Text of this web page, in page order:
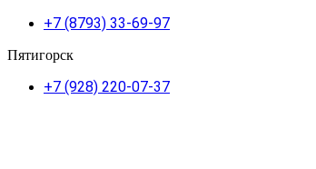
+7 (8793) 33-69-97
Пятигорск
+7 (928) 220-07-37